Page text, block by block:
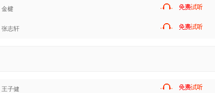
金楗
张志轩
王子健